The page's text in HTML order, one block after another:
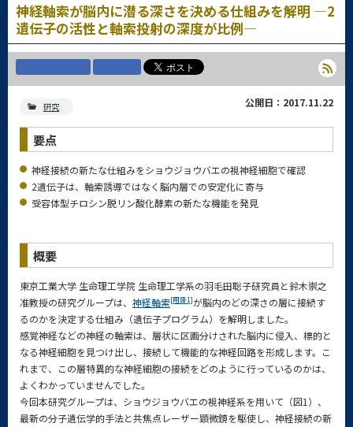
神経軸索が脳内に潜る深さを決める仕組みを解明 ―2
遺伝子の活性と軸索投射の深度が比例―
研究 公開日：2017.11.22
要点
神経接続の新たな仕組みをショウジョウバエの視神経細胞で確認
2遺伝子は、軸索誘導ではなく脳内層での安定化に寄与
受容体型チロシン脱リン酸化酵素の新たな機能を発見
概要
東京工業大学 生命理工学院 生命理工学系の羽毛田聡子研究員と鈴木崇之
准教授の研究グループは、 神経軸索[用語1]が脳内のどの深さの層に接続す
るのかを決定する仕組み（遺伝子プログラム）を解明しました。
感覚神経などの神経の軸索は、層状に区画分けされた脳内に侵入、標的と
なる神経細胞を見つけ出し、接続して機能的な神経回路を形成します。こ
れまで、この層特異的な神経細胞の接続をどのように行っているのかは、
よくわかっていませんでした。
今回本研究グループは、ショウジョウバエの視神経系を用いて（図1）、
最新の分子遺伝学的手法と共焦点レーザー顕微鏡を駆使し、神経接続の新